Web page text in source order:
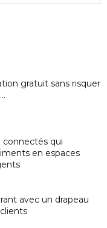
gratuit sans risquer
connectés qui
en espaces
avec un drapeau